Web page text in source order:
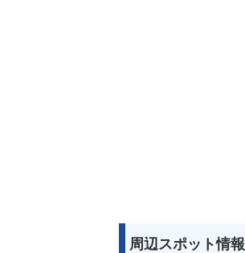
周辺スポット情報